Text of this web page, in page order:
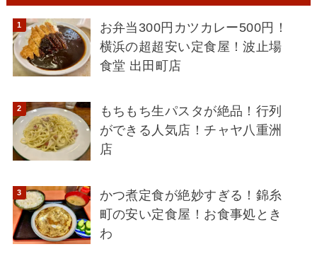
お弁当300円カツカレー500円！
横浜の超超安い定食屋！波止場
食堂 出田町店
もちもち生パスタが絶品！行列
ができる人気店！チャヤ八重洲
店
かつ煮定食が絶妙すぎる！錦糸
町の安い定食屋！お食事処とき
わ